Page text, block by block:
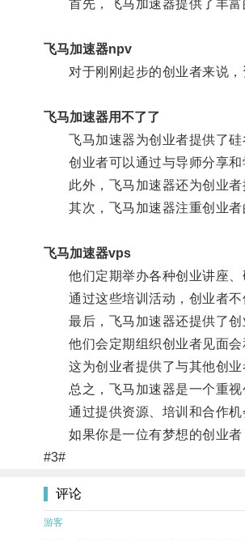
首先，飞马加速器提供了丰富
飞马加速器npv
对于刚刚起步的创业者来说，
飞马加速器用不了了
飞马加速器为创业者提供了硅
创业者可以通过与导师分享和
此外，飞马加速器还为创业者
其次，飞马加速器注重创业者
飞马加速器vps
他们定期举办各种创业讲座、
通过这些培训活动，创业者不
最后，飞马加速器还提供了创
他们会定期组织创业者见面会
这为创业者提供了与其他创业
总之，飞马加速器是一个重视
通过提供资源、培训和合作机
如果你是一位有梦想的创业者
#3#
评论
游客